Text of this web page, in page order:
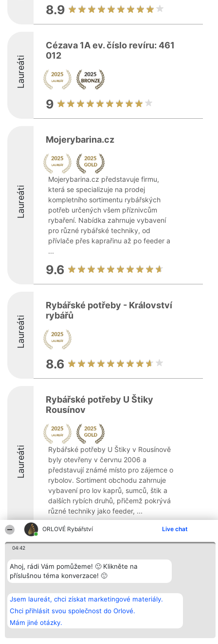
ORLOVÉ Rybářství Live chat
04:42
Ahoj, rádi Vám pomůžeme! 🙂 Klikněte na
příslušnou téma konverzace! 🙂
Jsem laureát, chci získat marketingové materiály.
Chci přihlásit svou společnost do Orlové.
Mám jiné otázky.
8.9
Laureáti
Cézava 1A ev. číslo revíru: 461
012
9
Laureáti
Mojerybarina.cz
Mojerybarina.cz představuje firmu,
která se specializuje na prodej
kompletního sortimentu rybářských
potřeb určených všem příznivcům
rybaření. Nabídka zahrnuje vybavení
pro různé rybářské techniky, od
přívlače přes kaprařinu až po feeder a
...
9.6
Laureáti
Rybářské potřeby - Království
rybářů
8.6
Laureáti
Rybářské potřeby U Štiky
Rousínov
Rybářské potřeby U Štiky v Rousínově
byly otevřeny v červnu 2006 a
představují známé místo pro zájemce o
rybolov. Sortiment obchodu zahrnuje
vybavení pro lov kaprů, sumců, štik a
dalších rybích druhů, přičemž pokrývá
různé techniky jako feeder, ...
9.5
Organizátor hlasování
Bright Side Solutions sp. z o.
o. sp. k.
Wrocław 50-079
KRS 0000749100 | Regon
381313360 | NIP 8943132676
Plebiscyt
Vítězové
Seznam všech
Zásady
Pravidla
Zásady
ochrany